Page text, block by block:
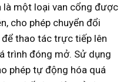
là một loại van cổng được
cho phép chuyển đổi
thao tác trực tiếp lên
trình đóng mở. Sử dụng
phép tự động hóa quá